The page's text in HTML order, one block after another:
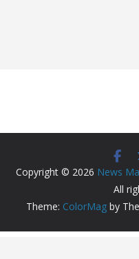
Copyright © 2026 News
All
Theme: ColorMag by